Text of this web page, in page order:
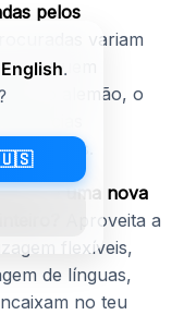
pelos
variam
incluem
o alemão, o
de uma nova
Aproveita a
flexíveis,
de línguas,
no teu
English.
🇺🇸